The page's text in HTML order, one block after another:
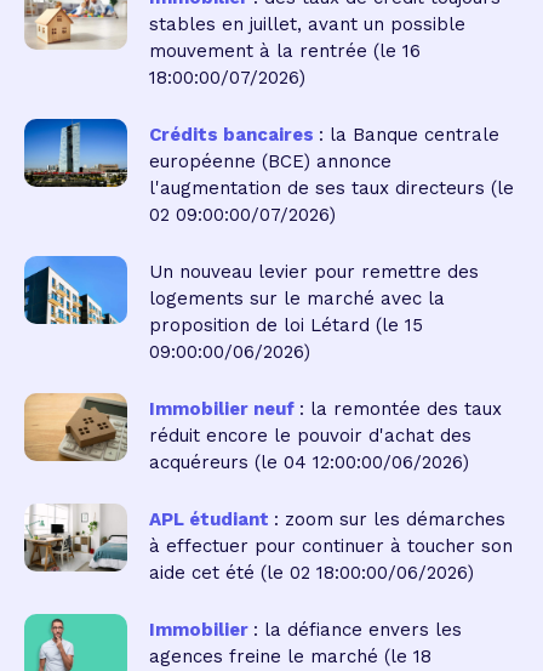
stables en juillet, avant un possible
mouvement à la rentrée (le 16
18:00:00/07/2026)
Crédits bancaires : la Banque centrale
européenne (BCE) annonce
l'augmentation de ses taux directeurs (le
02 09:00:00/07/2026)
Un nouveau levier pour remettre des
logements sur le marché avec la
proposition de loi Létard (le 15
09:00:00/06/2026)
Immobilier neuf : la remontée des taux
réduit encore le pouvoir d'achat des
acquéreurs (le 04 12:00:00/06/2026)
APL étudiant : zoom sur les démarches
à effectuer pour continuer à toucher son
aide cet été (le 02 18:00:00/06/2026)
Immobilier : la défiance envers les
agences freine le marché (le 18